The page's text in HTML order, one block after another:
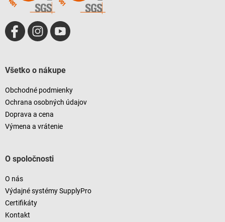
Všetko o nákupe
Obchodné podmienky
Ochrana osobných údajov
Doprava a cena
Výmena a vrátenie
O spoločnosti
O nás
Výdajné systémy SupplyPro
Certifikáty
Kontakt